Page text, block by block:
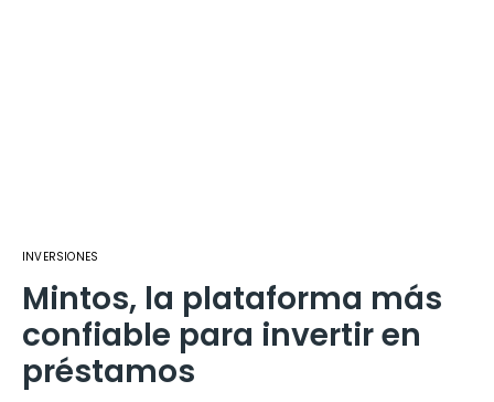
INVERSIONES
Mintos, la plataforma más
confiable para invertir en
préstamos